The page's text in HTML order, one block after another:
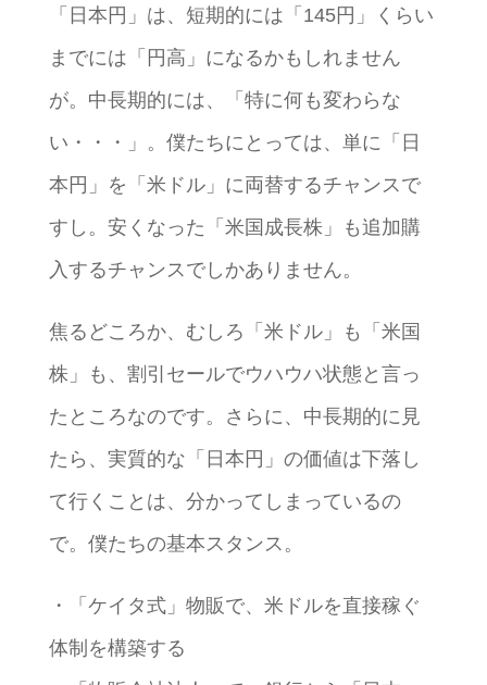
「日本円」は、短期的には「145円」くらい
までには「円高」になるかもしれません
が。中長期的には、「特に何も変わらな
い・・・」。僕たちにとっては、単に「日
本円」を「米ドル」に両替するチャンスで
すし。安くなった「米国成長株」も追加購
入するチャンスでしかありません。
焦るどころか、むしろ「米ドル」も「米国
株」も、割引セールでウハウハ状態と言っ
たところなのです。さらに、中長期的に見
たら、実質的な「日本円」の価値は下落し
て行くことは、分かってしまっているの
で。僕たちの基本スタンス。
・「ケイタ式」物販で、米ドルを直接稼ぐ
体制を構築する